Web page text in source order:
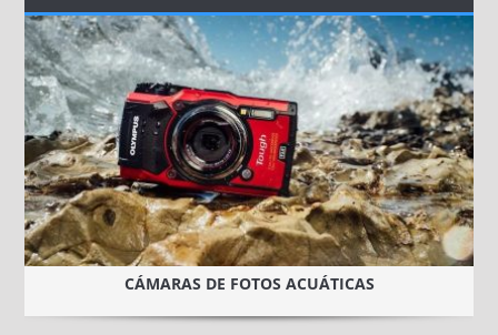
CÁMARAS DE FOTOS ACUÁTICAS